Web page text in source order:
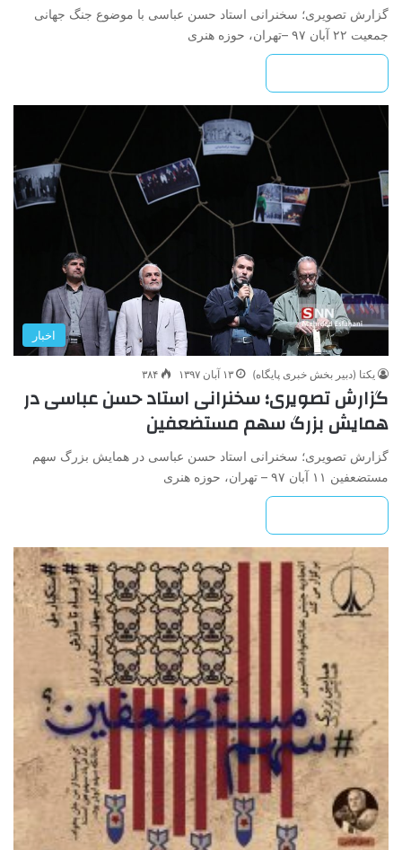
گزارش تصویری؛ سخنرانی استاد حسن عباسی با موضوع جنگ جهانی
جمعيت ۲۲ آبان ۹۷ –تهران، حوزه هنری
اخبار
یکتا (دبیر بخش خبری پایگاه) ۱۳ آبان ۱۳۹۷ ۳۸۴
گزارش تصویری؛ سخنرانی استاد حسن عباسی در
همایش بزرگ سهم مستضعفین
گزارش تصویری؛ سخنرانی استاد حسن عباسی در همایش بزرگ سهم
مستضعفین ۱۱ آبان ۹۷ – تهران، حوزه هنری